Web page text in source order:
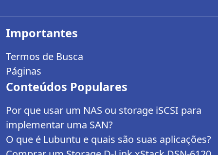
Importantes
Termos de Busca
Páginas
Conteúdos Populares
Por que usar um NAS ou storage iSCSI para
implementar uma SAN?
O que é Lubuntu e quais são suas aplicações?